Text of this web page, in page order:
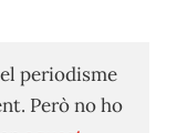
periodisme
Però no ho